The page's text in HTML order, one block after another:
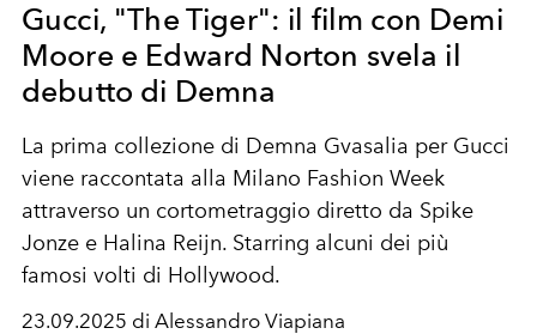
Gucci, "The Tiger": il film con Demi
Moore e Edward Norton svela il
debutto di Demna
La prima collezione di Demna Gvasalia per Gucci
viene raccontata alla Milano Fashion Week
attraverso un cortometraggio diretto da Spike
Jonze e Halina Reijn. Starring alcuni dei più
famosi volti di Hollywood.
23.09.2025 di Alessandro Viapiana